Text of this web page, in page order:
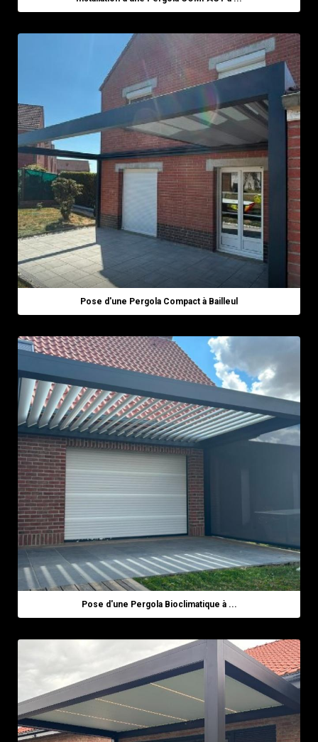
Pose d'une Pergola Compact à Bailleul
Pose d'une Pergola Bioclimatique à ...